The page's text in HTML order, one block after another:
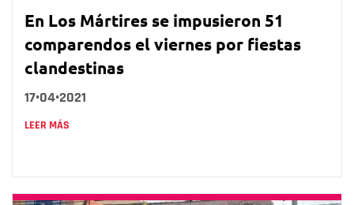
En Los Mártires se impusieron 51
comparendos el viernes por fiestas
clandestinas
17•04•2021
LEER MÁS